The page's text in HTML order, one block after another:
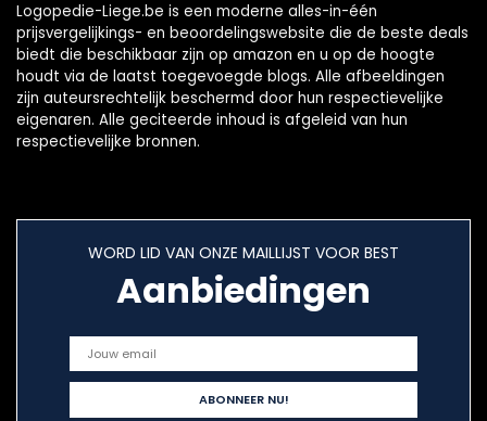
Logopedie-Liege.be is een moderne alles-in-één
prijsvergelijkings- en beoordelingswebsite die de beste deals
biedt die beschikbaar zijn op amazon en u op de hoogte
houdt via de laatst toegevoegde blogs. Alle afbeeldingen
zijn auteursrechtelijk beschermd door hun respectievelijke
eigenaren. Alle geciteerde inhoud is afgeleid van hun
respectievelijke bronnen.
WORD LID VAN ONZE MAILLIJST VOOR BEST
Aanbiedingen